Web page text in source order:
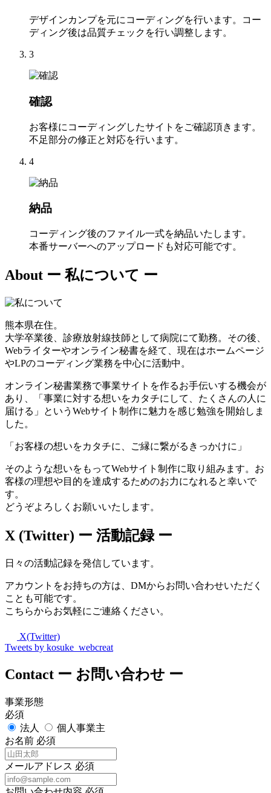
デザインカンプを元にコーディングを行います。コー
ディング後は品質チェックを行い調整します。
3
確認
お客様にコーディングしたサイトをご確認頂きます。
不足部分の修正と対応を行います。
4
納品
コーディング後のファイル一式を納品いたします。
本番サーバーへのアップロードも対応可能です。
About ー 私について ー
熊本県在住。
大学卒業後、診療放射線技師として病院にて勤務。その後、
Webライターやオンライン秘書を経て、現在はホームページ
やLPのコーディング業務を中心に活動中。
オンライン秘書業務で事業サイトを作るお手伝いする機会が
あり、「事業に対する想いをカタチにして、たくさんの人に
届ける」というWebサイト制作に魅力を感じ勉強を開始しま
した。
「お客様の想いをカタチに、ご縁に繋がるきっかけに」
そのような想いをもってWebサイト制作に取り組みます。お
客様の理想や目的を達成するためのお力になれると幸いで
す。
どうぞよろしくお願いいたします。
X (Twitter) ー 活動記録 ー
日々の活動記録を発信しています。
アカウントをお持ちの方は、DMからお問い合わせいただく
ことも可能です。
こちらからお気軽にご連絡ください。
X(Twitter)
Tweets by kosuke_webcreat
Contact ー お問い合わせ ー
事業形態
必須
法人
個人事業主
お名前 必須
メールアドレス 必須